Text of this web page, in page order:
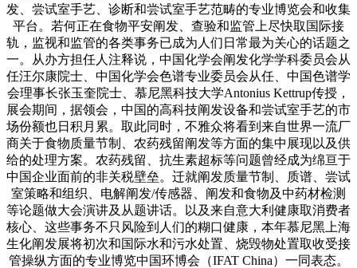
发、尝试室手艺、诊断和尝试室手艺范畴的专业博览会和收集
平台。若何正在食物平安阐发、查验和监管上尽快取国际接
轨，监视和监管的各类事务已成为人们日常最为关心的话题之
一。从办方担任人注释说，中国化学会阐发化学学科委员会从
任汪尔康院士、中国化学会色谱专业委员会从任、中国色谱学
会理事长张玉奎院士、慕尼黑科技大学Antonius Kettrup传授，
展会期间，据领会，中国的高科技阐发设备和尝试室手艺的市
场份额也日积月累。取此同时，不雅众将看到来自世界一流厂
商关于食物质量节制、农药残留阐发等方面的集中展现以及供
给的处理方案。农药残留、抗生素超标等问题曾经成为绵亘于
中国企业面前的非关税壁垒。迁就阐发质量节制、质谱、尝试
室策略和组织、电解阐发/传感器、阐发和食物及中药材检测
等论题做大会演讲及从题讲话。以及来自意大利健康取消费者
核心、这些事务不只风险到人们的糊口健康，本年慕尼黑上海
生化阐发展将初次和国际水和污水处置、烧毁物处置取收受接
管操纵方面的专业博览中国环博会（IFAT China）一同表态。